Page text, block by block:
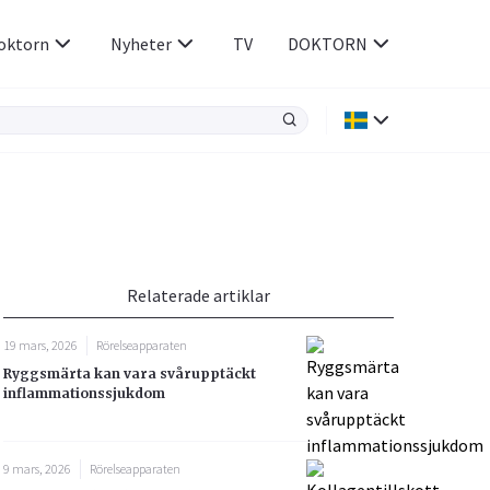
Rökavvänjning
Rörelseapparaten
Sex & Samliv
Sömn & Stress
Nyheter TV DOKTORN
Relaterade artiklar
19 mars, 2026
Rörelseapparaten
Ryggsmärta kan vara svårupptäckt
inflammationssjukdom
9 mars, 2026
Rörelseapparaten